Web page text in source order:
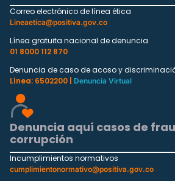
Correo electrónico de línea ética
Lineaetica@positiva.gov.co
Línea gratuita nacional de denuncia
01 8000 112 870
Denuncia de caso de acoso y
Línea: 6502200 |
Denuncia Virtual
Denuncia aquí casos de
corrupción
Incumplimientos normativos
cumplimientonormativo@positiva.gov.co